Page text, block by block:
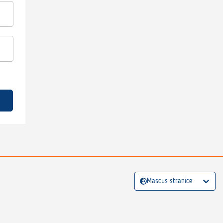
Mascus stranice